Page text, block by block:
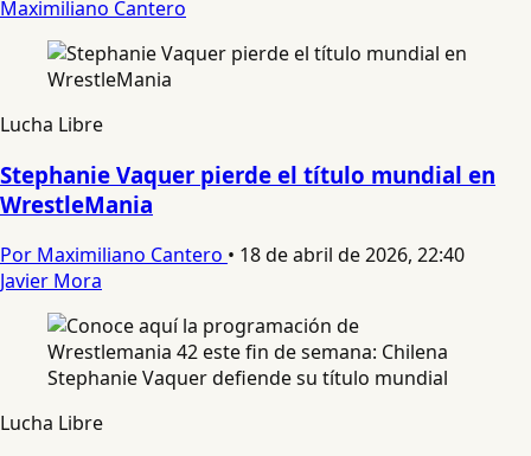
Maximiliano Cantero
Lucha Libre
Stephanie Vaquer pierde el título mundial en
WrestleMania
Por Maximiliano Cantero • 18 de abril de 2026, 22:40
Javier Mora
Lucha Libre